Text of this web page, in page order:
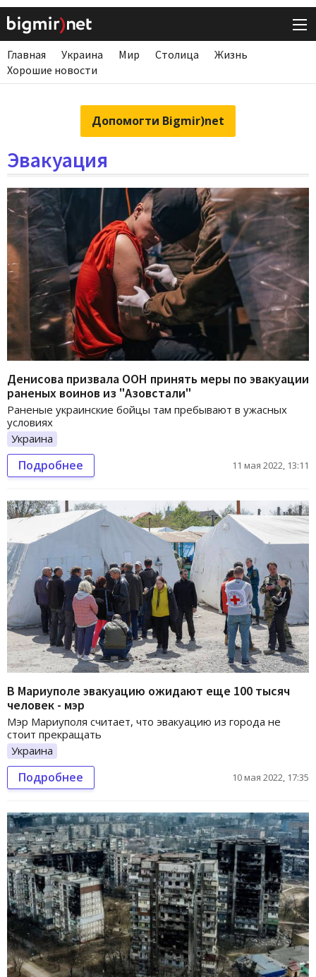
Главная Украина Мир Столица
Жизнь
Хорошие новости
Допомогти Bigmir)net
Эвакуация
Денисова призвала ООН принять меры по эвакуации
раненых воинов из "Азовстали"
Раненые украинские бойцы там пребывают в ужасных
условиях
Украина
Подробнее 11 мая 2022, 13:11
В Мариуполе эвакуацию ожидают еще 100 тысяч
человек - мэр
Мэр Мариуполя считает, что эвакуацию из города не
стоит прекращать
Украина
Подробнее 10 мая 2022, 17:35